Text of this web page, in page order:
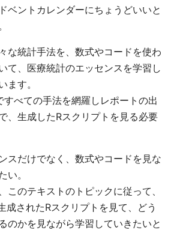
ベントカレンダーにちょうどいいと
な統計手法を、数式やコードを使わ
て、医療統計のエッセンスを学習し
ます。
すべての手法を網羅しレポートの出
、生成したRスクリプトを見る必要
スだけでなく、数式やコードを見な
い。
このテキストのトピックに従って、
成されたRスクリプトを見て、どう
のかを見ながら学習していきたいと